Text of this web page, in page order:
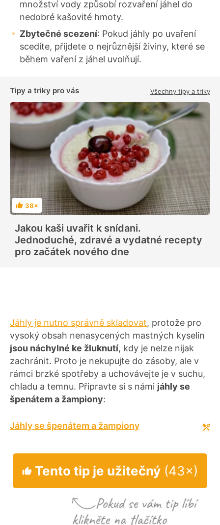
množství vody způsobí rozvaření jáhel do
nedobré kašovité hmoty.
Zbytečné scezení: Pokud jáhly po uvaření
scedíte, přijdete o nejrůznější živiny, které se
během vaření z jáhel uvolňují.
Tipy a triky pro vás Všechny tipy a triky
H
o
n
o
c
e
n
í
38×
Jakou kaši uvařit k snídani.
Jednoduché, zdravé a vydatné recepty
pro začátek nového dne
Jáhly je nutno správně skladovat, protože pro
vysoký obsah nenasycených mastných kyselin
jsou náchylné ke žluknutí, kdy je nelze nijak
zachránit. Proto je nekupujte do zásoby, ale v
rámci brzké spotřeby a uchovávejte je v suchu,
chladu a temnu. Připravte si s námi jáhly se
špenátem a žampiony:
Jáhly se špenátem a žampiony
Tento tip je užitečný (43×)